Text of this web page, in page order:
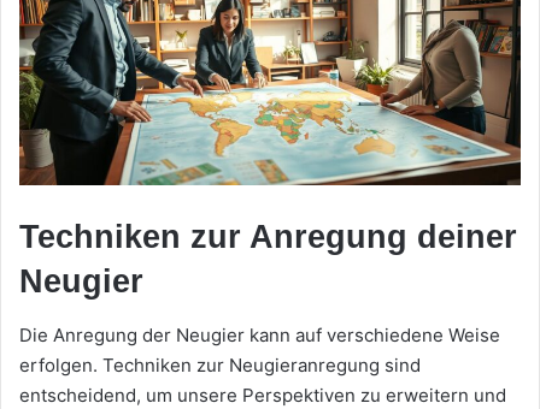
Techniken zur Anregung deiner
Neugier
Die Anregung der Neugier kann auf verschiedene Weise
erfolgen. Techniken zur Neugieranregung sind
entscheidend, um unsere Perspektiven zu erweitern und